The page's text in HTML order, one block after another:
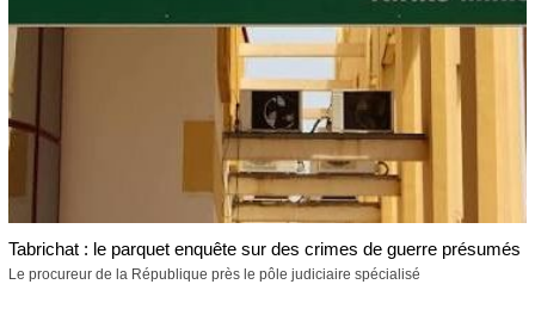
Tabrichat : le parquet enquête sur des crimes de guerre présumés
Le procureur de la République près le pôle judiciaire spécialisé